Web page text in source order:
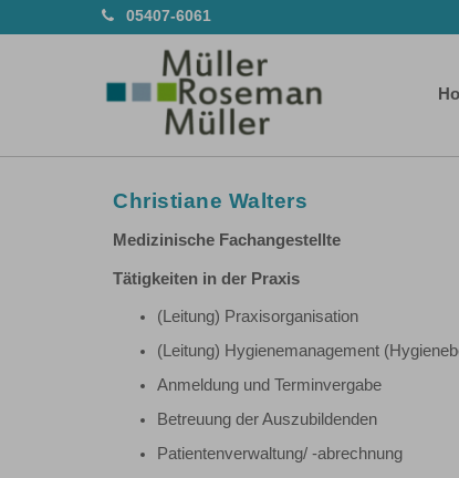
05407-6061
Christiane Walters
Medizinische Fachangestellte
Tätigkeiten in der Praxis
(Leitung) Praxisorganisation
(Leitung) Hygienemanagement
Anmeldung und Terminvergabe
Betreuung der Auszubildenden
Patientenverwaltung/ -abrechnung